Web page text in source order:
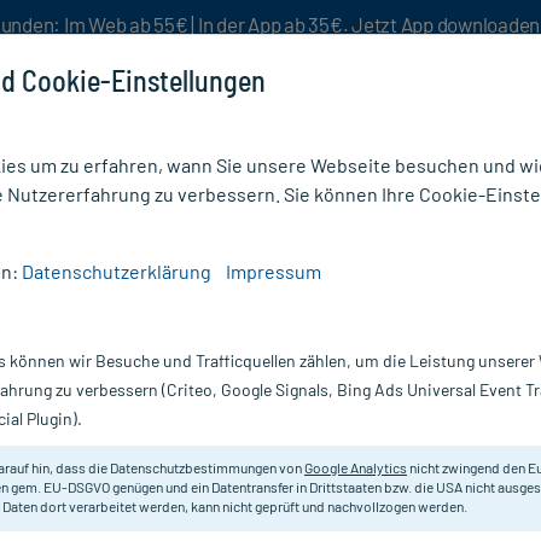
Im Web ab 55€ | In der App ab 35€. Jetzt App downloaden
Nur für kurze Zeit:Gratis-Versand* ab 19€ Mindestbestellwert!
zuckerfrei
Tetesept
Lindern Halsschmerzen und
Kinder ab 6 Jahren.
Cookie-Einstellungen
um zu erfahren, wann Sie unsere Webseite besuchen und
Nutzererfahrung zu verbessern. Sie können Ihre Cookie-
Datenschutzerklärung Impressum
können wir Besuche und Trafficquellen zählen, um die Leistung unserer
zu verbessern (Criteo, Google Signals, Bing Ads Universal Event
Plugin).
hin, dass die Datenschutzbestimmungen vonGoogle Analytics nicht zwingend den
gem. EU-DSGVO genügen und ein Datentransfer in Drittstaaten bzw. die USA nicht
Daten dort verarbeitet werden, kann nicht geprüft und nachvollzogen werden.